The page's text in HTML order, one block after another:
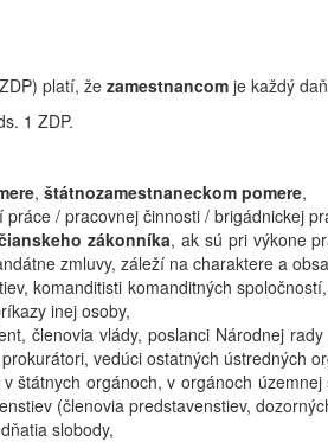
platí, že zamestnancom je každý
1 ZDP.
, štátnozamestnaneckom pomere,
práce / pracovnej činnosti / brigádnickej
zákonníka, ak sú pri výkone
zmluvy, záleží na charaktere a
komanditisti komanditných
inej osoby,
členovia vlády, poslanci Národnej
vedúci ostatných ústredných
štátnych orgánoch, v orgánoch územnej
(členovia predstavenstiev,
slobody,